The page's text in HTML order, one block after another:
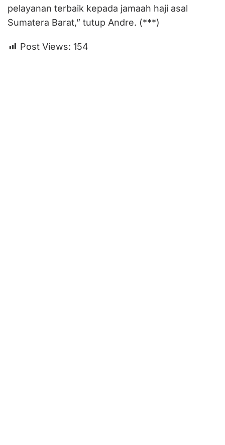
pelayanan terbaik kepada jamaah haji asal
Sumatera Barat,” tutup Andre. (***)
Post Views: 154